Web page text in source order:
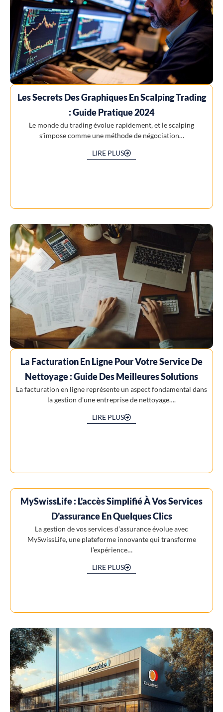
Les Secrets Des Graphiques En Scalping Trading
: Guide Pratique 2024
Le monde du trading évolue rapidement, et le scalping
s’impose comme une méthode de négociation…
LIRE PLUS
La Facturation En Ligne Pour Votre Service De
Nettoyage : Guide Des Meilleures Solutions
La facturation en ligne représente un aspect fondamental dans
la gestion d'une entreprise de nettoyage….
LIRE PLUS
MySwissLife : L’accès Simplifié À Vos Services
D’assurance En Quelques Clics
La gestion de vos services d’assurance évolue avec
MySwissLife, une plateforme innovante qui transforme
l’expérience…
LIRE PLUS